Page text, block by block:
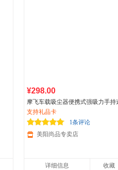
¥298.00
摩飞车载吸尘器便携式强吸力手持
你无线吸尘器吸吹一体车家两用
支持礼品卡
1条评论
美阳尚品专卖店
详细信息 收藏